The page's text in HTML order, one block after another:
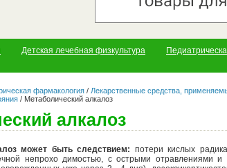
Детская лечебная физкультура
фармакология / Лекарственные средства,
/ Метаболический алкалоз
алкалоз
может быть следствием: потери кислых
непрохо димостью, с острыми отравлениями